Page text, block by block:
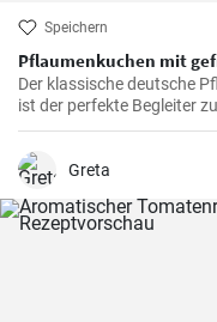
Speichern
Pflaumenkuchen mit
Der klassische deutsche
ist der perfekte Begleiter
kombiniert mit der Süße
Geschmackserlebnis.
Greta